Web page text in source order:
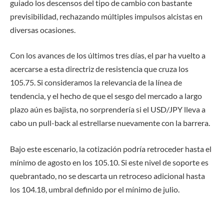
guiado los descensosdel tipo de cambio con bastante
previsibilidad, rechazando múltiples impulsos alcistas en
diversas ocasiones.
Con los avances de los últimos tres días, el par ha vuelto a
acercarse a esta directriz de resistencia que cruza los
105.75. Si consideramos la relevancia de la línea de
tendencia, y el hecho de que el sesgo del mercado a largo
plazo aún es bajista, no sorprendería si el USD/JPY lleva a
cabo un pull-back al estrellarse nuevamente con la barrera.
Bajo este escenario, la cotización podría retroceder hasta el
mínimo de agosto en los 105.10 . Si este nivel de soporte es
quebrantado, no se descarta un retroceso adicional hasta
los 104.18 , umbral definido por el mínimo de julio.